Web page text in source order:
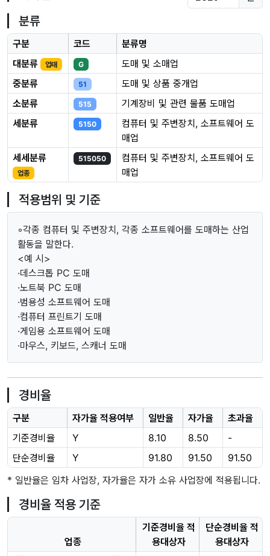
분류
구분 코드
분류명
대분류
업태 G
도매 및 소매업
중분류
51
도매 및 상품 중개업
소분류
515
기계장비 및 관련 물품 도매업
세분류
5150
컴퓨터 및 주변장치, 소프트웨어 도
매업
세세분류
업종
515050
컴퓨터 및 주변장치, 소프트웨어 도
매업
적용범위 및 기준
◦각종 컴퓨터 및 주변장치, 각종 소프트웨어를 도매하는 산업
활동을 말한다.
<예 시>
·데스크톱 PC 도매
·노트북 PC 도매
·범용성 소프트웨어 도매
·컴퓨터 프린트기 도매
·게임용 소프트웨어 도매
·마우스, 키보드, 스캐너 도매
경비율
구분 자가율 적용여부 일반율 자가율
초과율
기준경비율
Y 8.10 8.50
-
단순경비율
Y 91.80 91.50
91.50
* 일반율은 임차 사업장, 자가율은 자가 소유 사업장에 적용됩니다.
경비율 적용 기준
업종
기준경비율 적
용대상자
단순경비율 적
용대상자